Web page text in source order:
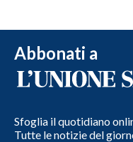
Abbonati a
Sfoglia il quotidiano
Tutte le notizie del